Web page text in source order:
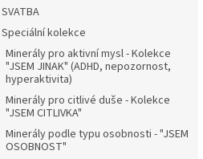
SVATBA
Speciální kolekce
Minerály pro aktivní mysl - Kolekce
"JSEM JINAK" (ADHD, nepozornost,
hyperaktivita)
Minerály pro citlivé duše - Kolekce
"JSEM CITLIVKA"
Minerály podle typu osobnosti - "JSEM
OSOBNOST"